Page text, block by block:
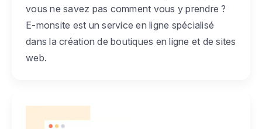
vous ne savez pas comment vous y prendre ?
E-monsite est un service en ligne spécialisé
dans la création de boutiques en ligne et de sites
web.